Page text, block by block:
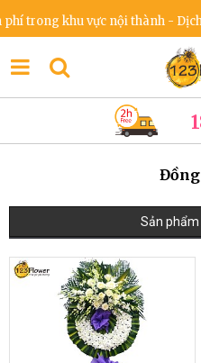
khu vực nội thành - Dịch vụ
Sản